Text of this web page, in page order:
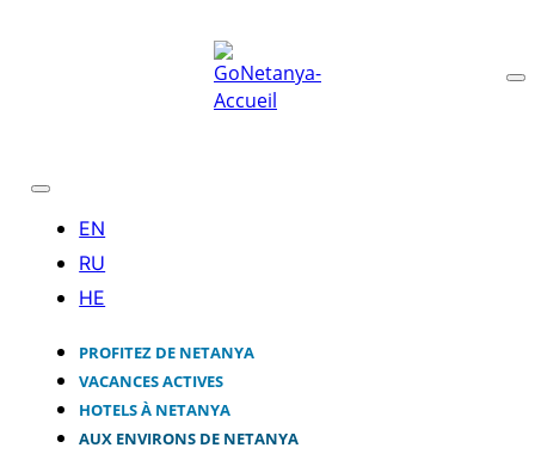
PROFITEZ DE NETANYA
VACANCES ACTIVES
HOTELS À NETANYA
AUX ENVIRONS DE NETANYA